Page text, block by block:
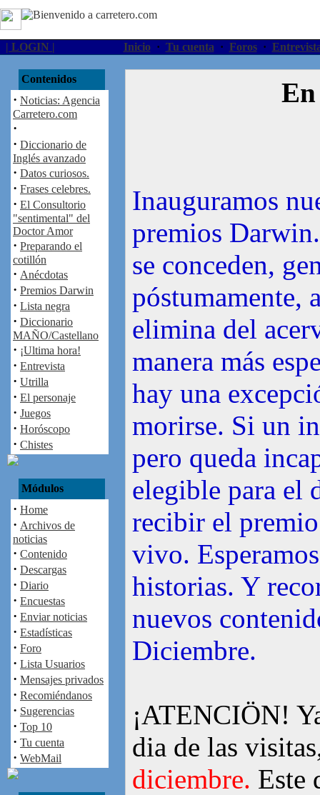
| LOGIN | Inicio· Tu cuenta · Foros·
Contenidos
· Noticias: Agencia
Carretero.com
·
· Diccionario de
Inglés avanzado
· Datos curiosos.
· Frases celebres.
· El Consultorio
"sentimental" del
Doctor Amor
· Preparando el
cotillón
· Anécdotas
· Premios Darwin
· Lista negra
· Diccionario
MAÑO/Castellano
· ¡Ultima hora!
· Entrevista
· Utrilla
· El personaje
· Juegos
· Horóscopo
· Chistes
Módulos
· Home
· Archivos de
noticias
· Contenido
· Descargas
· Diario
· Encuestas
· Enviar noticias
· Estadísticas
· Foro
· Lista Usuarios
· Mensajes privados
· Recomiéndanos
· Sugerencias
· Top 10
· Tu cuenta
· WebMail
Inauguramos
premios
se conceden,
póstumamente,
elimina del
manera más
hay una
morirse. Si un
pero queda
elegible para el
recibir el
vivo.
historias. Y
nuevos
Diciembre.
¡ATENCIÖN!
dia de las
diciembre. Este